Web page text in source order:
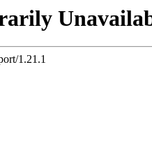
1.21.1